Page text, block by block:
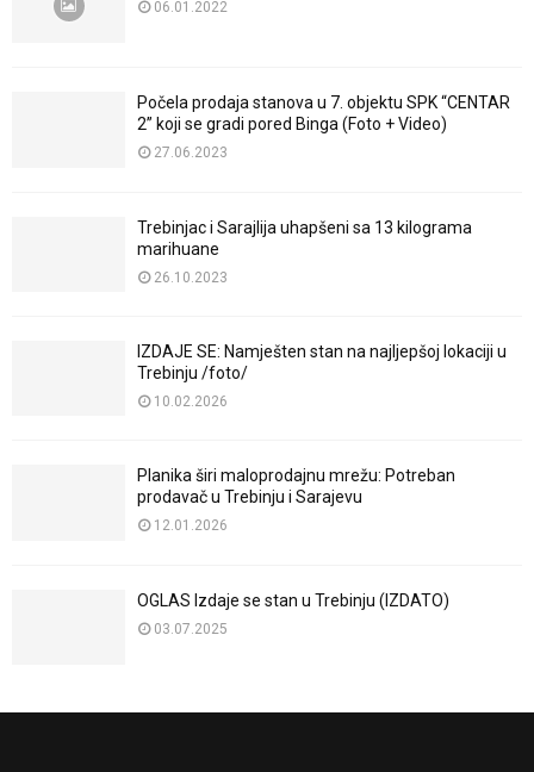
06.01.2022
Počela prodaja stanova u 7. objektu SPK “CENTAR
2” koji se gradi pored Binga (Foto + Video)
27.06.2023
Trebinjac i Sarajlija uhapšeni sa 13 kilograma
marihuane
26.10.2023
IZDAJE SE: Namješten stan na najljepšoj lokaciji u
Trebinju /foto/
10.02.2026
Planika širi maloprodajnu mrežu: Potreban
prodavač u Trebinju i Sarajevu
12.01.2026
OGLAS Izdaje se stan u Trebinju (IZDATO)
03.07.2025